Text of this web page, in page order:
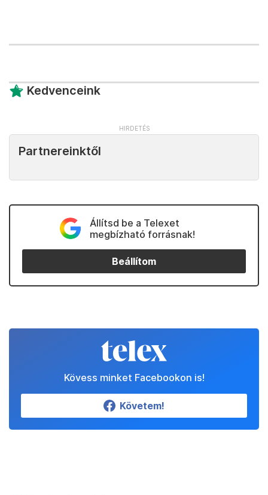
Kedvenceink
Partnereinktől
Állítsd be a Telexet
megbízható forrásnak!
Beállítom
Kövess minket Facebookon is!
Követem!